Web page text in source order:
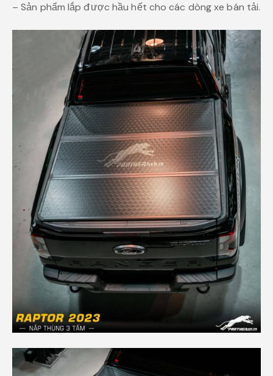
– Sản phẩm lắp được hầu hết cho các dòng xe bán tải.